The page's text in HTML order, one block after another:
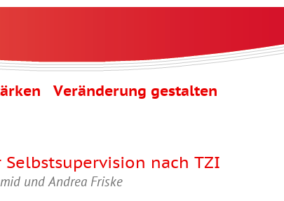
Veränderung gestalten
nach TZI
und Andrea Friske